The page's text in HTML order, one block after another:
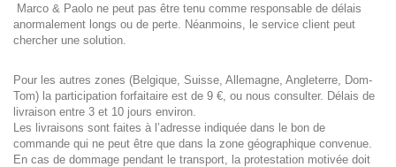
Marco & Paolo ne peut pas être tenu comme responsable de délais
anormalement longs ou de perte. Néanmoins, le service client peut
chercher une solution.
Pour les autres zones (Belgique, Suisse, Allemagne, Angleterre, Dom-
Tom) la participation forfaitaire est de 9 €, ou nous consulter. Délais de
livraison entre 3 et 10 jours environ.
Les livraisons sont faites à l’adresse indiquée dans le bon de
commande qui ne peut être que dans la zone géographique convenue.
En cas de dommage pendant le transport, la protestation motivée doit